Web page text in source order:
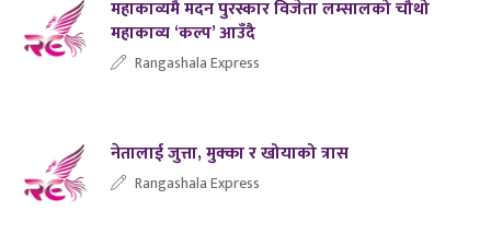
महाकाव्यमै मदन पुरस्कार विजेता लम्सालको चौथो
महाकाव्य ‘कल्प’ आउँदै
Rangashala Express
नेतालाई जुत्ता, मुक्का र खोयाको त्रास
Rangashala Express